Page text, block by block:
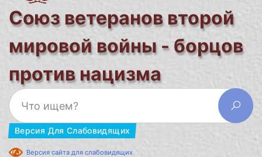
Союз ветеранов второй
мировой войны - борцов
против нацизма
Версия Для Слабовидящих
Версия сайта для слабовидящих